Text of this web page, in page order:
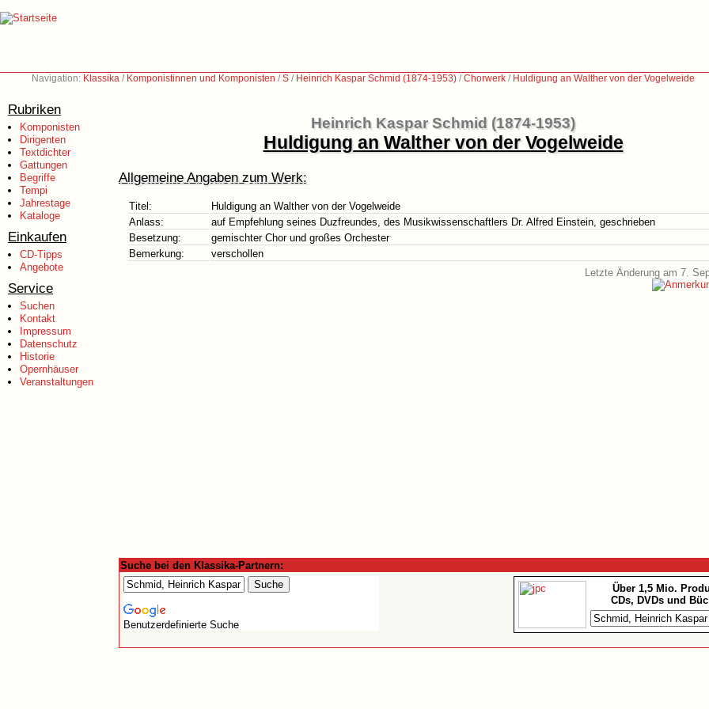
Navigation: Klassika / Komponistinnen und Komponisten /S / Heinrich Kaspar Schmid (1874-1953) /Chorwerk / Huldigung an Walther von der Vogelweide
Rubriken
Komponisten
Dirigenten
Textdichter
Gattungen
Begriffe
Tempi
Jahrestage
Kataloge
Einkaufen
CD-Tipps
Angebote
Service
Suchen
Kontakt
Impressum
Datenschutz
Historie
Opernhäuser
Veranstaltungen
Heinrich Kaspar Schmid (1874-1953)
Huldigung an Walther von der Vogelweide
Allgemeine Angaben zum Werk:
Titel:
Huldigung an Walther von der Vogelweide
Anlass:
auf Empfehlung seines Duzfreundes, des Musikwissenschaftlers Dr. Alfred Einstein, geschrieben
Besetzung:
gemischter Chor und großes Orchester
Bemerkung:
verschollen
Letzte Änderung am 7.
Suche bei den Klassika-Partnern:
Benutzerdefinierte Suche
Über 1,5 Mio.
CDs, DVDs und